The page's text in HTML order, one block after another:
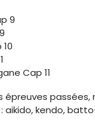
9
Cap 11
épreuves
aikido, kendo,